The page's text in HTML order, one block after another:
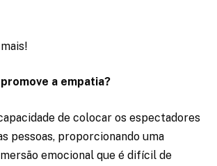
a empatia?
de colocar os espectadores
pessoas, proporcionando uma
emocional que é difícil de